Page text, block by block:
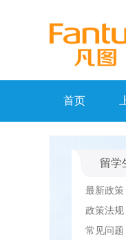
首页
留学
最新政策
政策法规
常见问题